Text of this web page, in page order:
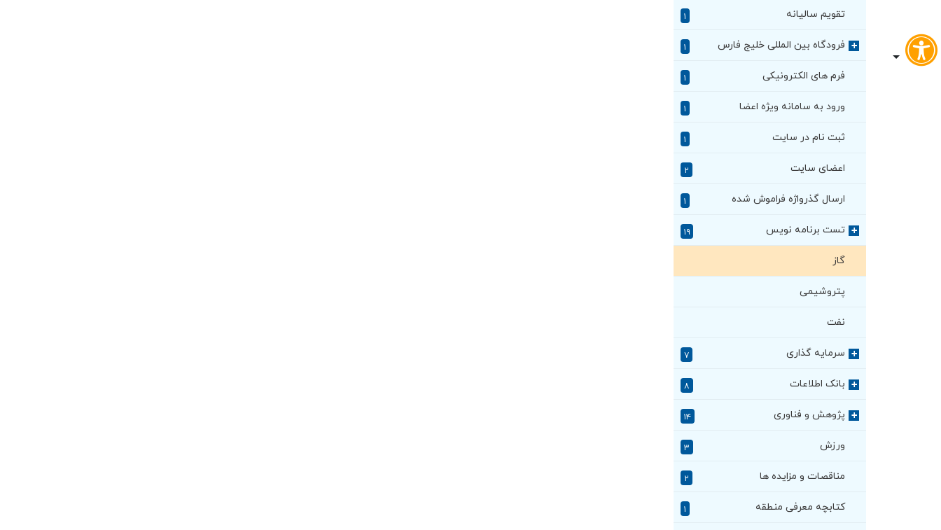
تقویم سالیانه ۱
+ فرودگاه بین المللی خلیج فارس ۱
فرم های الکترونیکی ۱
ورود به سامانه ویژه اعضا ۱
ثبت نام در سایت ۱
اعضای سایت ۲
ارسال گذرواژه فراموش شده ۱
+ تست برنامه نویس ۱۹
گاز
پتروشیمی
نفت
+ سرمایه گذاری ۷
+ بانک اطلاعات ۸
+ پژوهش و فناوری ۱۴
ورزش ۳
مناقصات و مزایده ها ۲
کتابچه معرفی منطقه ۱